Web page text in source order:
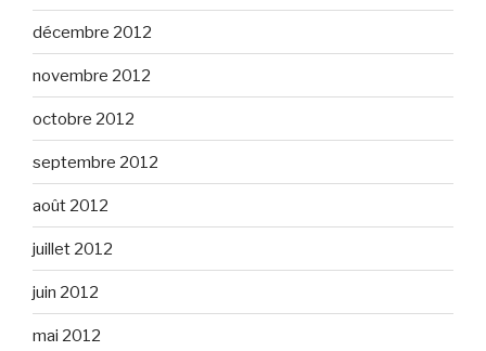
décembre 2012
novembre 2012
octobre 2012
septembre 2012
août 2012
juillet 2012
juin 2012
mai 2012